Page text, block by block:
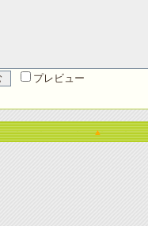
プレビュー
▲